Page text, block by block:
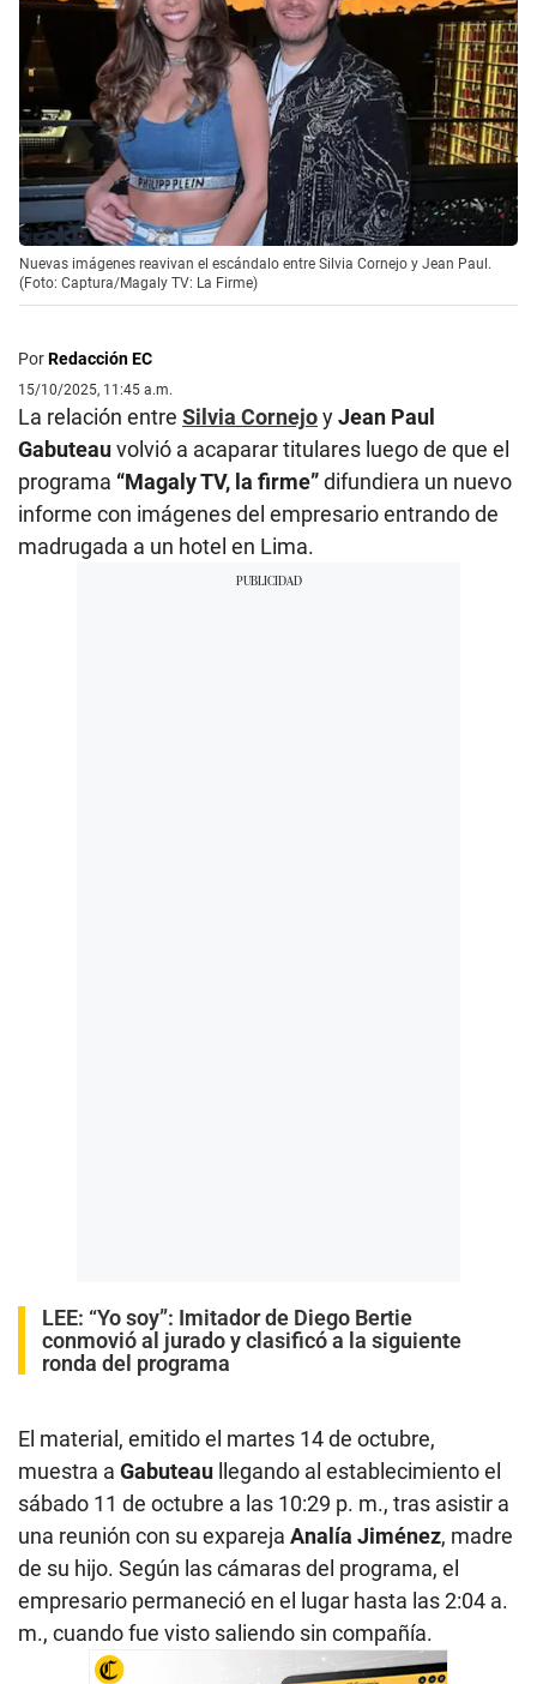
Nuevas imágenes reavivan el escándalo entre Silvia Cornejo y Jean Paul.
(Foto: Captura/Magaly TV: La Firme)
PorRedacción EC
15/10/2025, 11:45 a.m.
La relación entre Silvia CornejoyJean Paul
Gabuteauvolvió a acaparar titulares luego de que el
programa “Magaly TV, la firme”difundiera un nuevo
informe con imágenes del empresario entrando de
madrugada a un hotel en Lima.
LEE: “Yo soy”: Imitador de Diego Bertie
conmovió al jurado y clasificó a la siguiente
ronda del programa
El material, emitido el martes 14 de octubre,
muestra a Gabuteau llegando al establecimiento el
sábado 11 de octubre a las 10:29 p. m., tras asistir a
una reunión con su expareja Analía Jiménez, madre
de su hijo. Según las cámaras del programa, el
empresario permaneció en el lugar hasta las 2:04 a.
m., cuando fue visto saliendo sin compañía.